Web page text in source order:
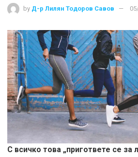
by Д-р Лилян Тодоров Савов
С всичко това „пригответе се за